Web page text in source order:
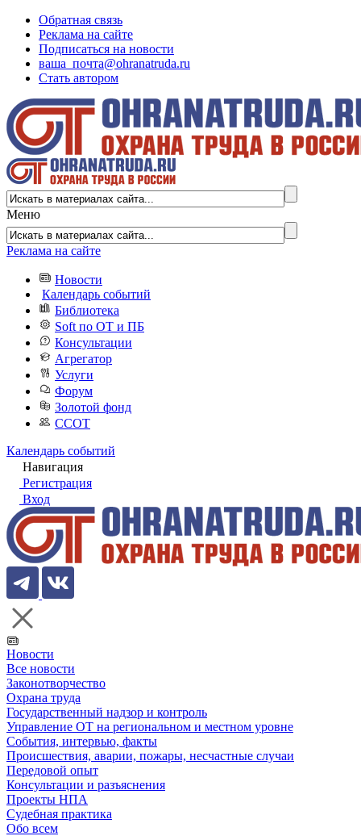
Обратная связь
Реклама на сайте
Подписаться на новости
ваша_почта@ohranatruda.ru
Стать автором
Меню
Реклама на сайте
Новости
Календарь событий
Библиотека
Soft по ОТ и ПБ
Консультации
Агрегатор
Услуги
Форум
Золотой фонд
ССОТ
Календарь событий
Навигация
Регистрация
Вход
Новости
Все новости
Законотворчество
Охрана труда
Государственный надзор и контроль
Управление ОТ на региональном и местном уровне
События, интервью, факты
Происшествия, аварии, пожары, несчастные случаи
Передовой опыт
Консультации и разъяснения
Проекты НПА
Судебная практика
Обо всем